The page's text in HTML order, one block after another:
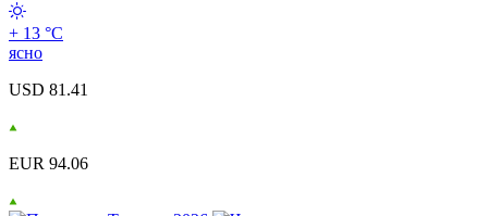
+ 13 °С
ясно
USD 81.41
EUR 94.06